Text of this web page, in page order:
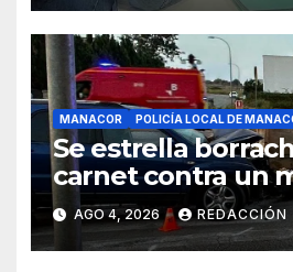
MANACOR POLICÍA LOCAL DE
Se estrella
carnet contra un
ronda del Port de
lo destroza
AGO 4, 2026 REDACCIÓN